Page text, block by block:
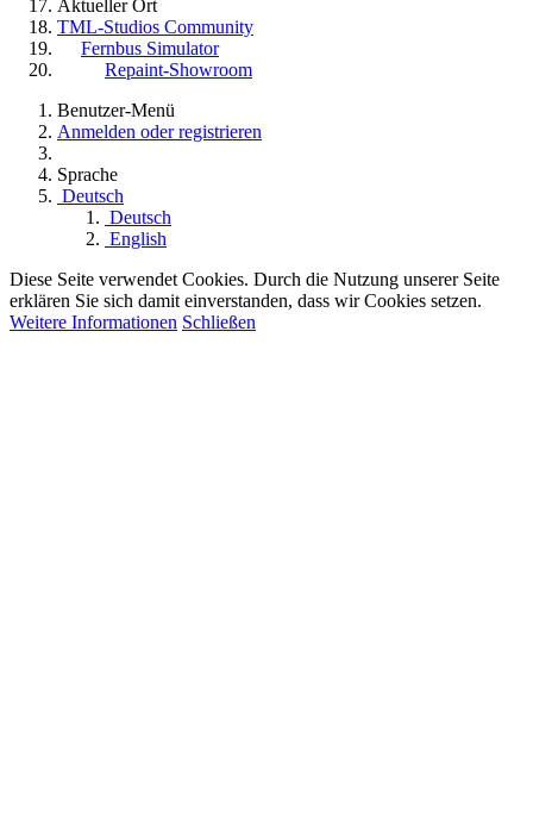
Aktueller Ort
TML-Studios Community
Fernbus Simulator
Repaint-Showroom
Benutzer-Menü
Anmelden oder registrieren
Sprache
Deutsch
Deutsch
English
Diese Seite verwendet Cookies. Durch die Nutzung unserer Seite
erklären Sie sich damit einverstanden, dass wir Cookies setzen.
Weitere Informationen Schließen